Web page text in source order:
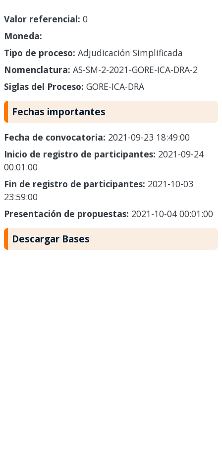
Valor referencial: 0
Moneda:
Tipo de proceso: Adjudicación Simplificada
Nomenclatura: AS-SM-2-2021-GORE-ICA-DRA-2
Siglas del Proceso: GORE-ICA-DRA
Fechas importantes
Fecha de convocatoria: 2021-09-23 18:49:00
Inicio de registro de participantes: 2021-09-24
00:01:00
Fin de registro de participantes: 2021-10-03
23:59:00
Presentación de propuestas: 2021-10-04 00:01:00
Descargar Bases